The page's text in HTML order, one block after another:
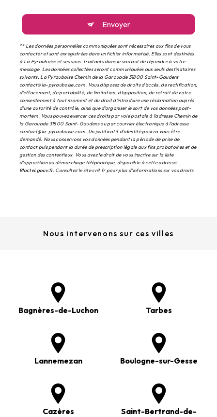
Envoyer
** Les données personnelles communiquées sont nécessaires aux fins de vous
contacter et sont enregistrées dans un fichier informatisé. Elles sont destinées
à La Pyrauboise et ses sous-traitants dans le seul but de répondre à votre
message. Les données collectées seront communiquées aux seuls destinataires
suivants: La Pyrauboise Chemin de la Garouade 31800 Saint-Gaudens
contact@la-pyrauboise.com. Vous disposez de droits d’accès, de rectification,
d’effacement, de portabilité, de limitation, d’opposition, de retrait de votre
consentement à tout moment et du droit d’introduire une réclamation auprès
d’une autorité de contrôle, ainsi que d’organiser le sort de vos données post-
mortem. Vous pouvez exercer ces droits par voie postale à l'adresse Chemin de
la Garouade 31800 Saint-Gaudens ou par courrier électronique à l'adresse
contact@la-pyrauboise.com. Un justificatif d'identité pourra vous être
demandé. Nous conservons vos données pendant la période de prise de
contact puis pendant la durée de prescription légale aux fins probatoires et de
gestion des contentieux. Vous avez le droit de vous inscrire sur la liste
d'opposition au démarchage téléphonique, disponible à cette adresse:
Bloctel.gouv.fr. Consultez le site cnil.fr pour plus d’informations sur vos droits.
Nous intervenons sur ces villes
Bagnères-de-Luchon Tarbes
Lannemezan Boulogne-sur-Gesse
Cazères Saint-Bertrand-de-